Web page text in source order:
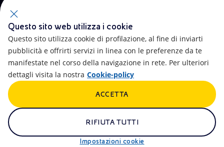
ALTRI LINK
Accessibilità Calendario
Newsletter Intelligenza artificiale
Truffe e Phishing
Remit Alluvioni
Questo sito web utilizza i cookie
Questo sito utilizza cookie di profilazione, al fine di inviarti
pubblicità e offrirti servizi in linea con le preferenze da te
manifestate nel corso della navigazione in rete. Per ulteriori
dettagli visita la nostra Cookie-policy
Impostazioni cookie
RIFIUTA TUTTI
ACCETTA